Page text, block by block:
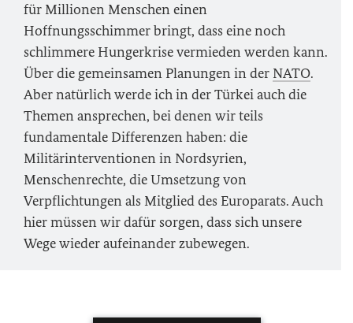
für Millionen Menschen einen
Hoffnungsschimmer bringt, dass eine noch
schlimmere Hungerkrise vermieden werden kann.
Über die gemeinsamen Planungen in der NATO.
Aber natürlich werde ich in der Türkei auch die
Themen ansprechen, bei denen wir teils
fundamentale Differenzen haben: die
Militärinterventionen in Nordsyrien,
Menschenrechte, die Umsetzung von
Verpflichtungen als Mitglied des Europarats. Auch
hier müssen wir dafür sorgen, dass sich unsere
Wege wieder aufeinander zubewegen.